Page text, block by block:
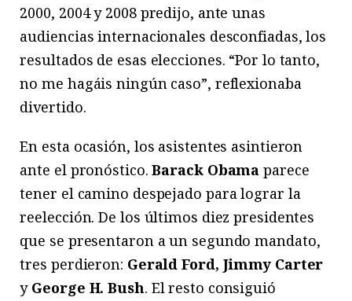
2000, 2004 y 2008 predijo, ante unas
audiencias internacionales desconfiadas, los
resultados de esas elecciones. “Por lo tanto,
no me hagáis ningún caso”, reflexionaba
divertido.
En esta ocasión, los asistentes asintieron
ante el pronóstico.Barack Obama parece
tener el camino despejado para lograr la
reelección. De los últimos diez presidentes
que se presentaron a un segundo mandato,
tres perdieron: Gerald Ford, Jimmy Carter
y George H. Bush. El resto consiguió